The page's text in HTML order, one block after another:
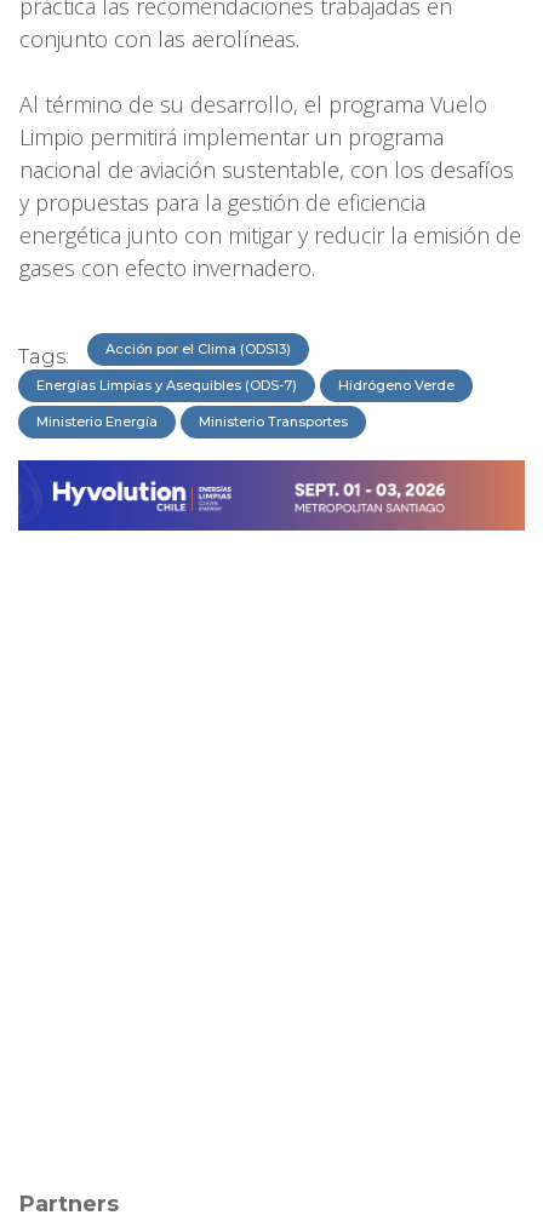
conjunto con las aerolíneas.
Al término de su desarrollo, el programa Vuelo
Limpio permitirá implementar un programa
nacional de aviación sustentable, con los desafíos
y propuestas para la gestión de eficiencia
energética junto con mitigar y reducir la emisión de
gases con efecto invernadero.
Tags: Acción por el Clima (ODS13)
Energías Limpias y Asequibles (ODS-7) Hidrógeno Verde
Ministerio Energía Ministerio Transportes
Partners